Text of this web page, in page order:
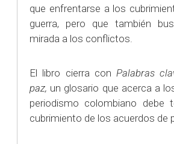
que enfrentarse a los
guerra, pero que también
mirada a los conflictos.
El libro cierra con Palabras
paz, un glosario que acerca a
periodismo colombiano debe
cubrimiento de los acuerdos de